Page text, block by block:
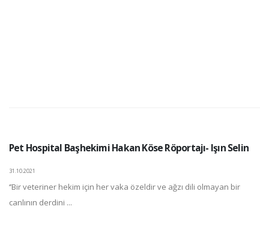
Pet Hospital Başhekimi Hakan Köse Röportajı- Işın Selin
31.10.2021
‘’Bir veteriner hekim için her vaka özeldir ve ağzı dili olmayan bir
canlının derdini ...